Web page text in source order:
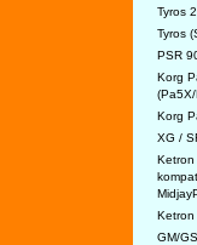
Tyros
Tyros
PSR
Korg
Korg
XG /
GM/